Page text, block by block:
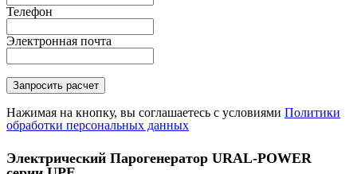
Телефон
Электронная почта
Нажимая на кнопку, вы соглашаетесь с условиями Политики
обработки персональных данных
Электрический Парогенератор URAL-POWER